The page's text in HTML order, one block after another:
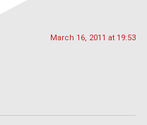
March 16, 2011 at 19:53